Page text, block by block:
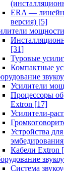
ERA —
версия) [5]
[31]
Туровые
Компактные
Усилители
Процессоры
Extron [17]
Усилители-
Устройства
Кабели Extron
Система